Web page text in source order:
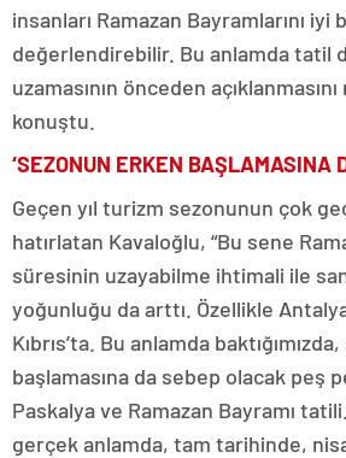
insanları Ramazan Bayramlarını
değerlendirebilir. Bu anlamda tatil
uzamasının önceden
konuştu.
‘SEZONUN ERKEN BAŞLAMASINA
Geçen yıl turizm sezonunun çok geç
hatırlatan Kavaloğlu, “Bu sene
süresinin uzayabilme ihtimali ile
yoğunluğu da arttı. Özellikle
Kıbrıs’ta. Bu anlamda
başlamasına da sebep olacak peş
Paskalya ve Ramazan Bayramı
gerçek anlamda, tam tarihinde,